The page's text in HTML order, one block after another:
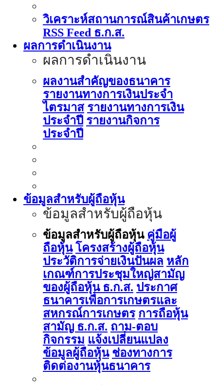
วิเคราะห์สถานการณ์สินค้าเกษตร
RSS Feed ธ.ก.ส.
ผลการดำเนินงาน
ผลการดำเนินงาน
ผลงานสำคัญของธนาคาร
รายงานทางการเงินประจำ
ไตรมาส รายงานทางการเงิน
ประจำปี รายงานกิจการ
ประจำปี
ข้อมูลสำหรับผู้ถือหุ้น
ข้อมูลสำหรับผู้ถือหุ้น
ข้อมูลสำหรับผู้ถือหุ้น คู่มือผู้
ถือหุ้น โครงสร้างผู้ถือหุ้น
ประวัติการจ่ายเงินปันผล หลัก
เกณฑ์การประชุมใหญ่สามัญ
ของผู้ถือหุ้น ธ.ก.ส. ประกาศ
ธนาคารเพื่อการเกษตรและ
สหกรณ์การเกษตร การถือหุ้น
สามัญ ธ.ก.ส. ถาม-ตอบ
กิจกรรม แจ้งเปลี่ยนแปลง
ข้อมูลผู้ถือหุ้น ช่องทางการ
ติดต่องานหุ้นธนาคาร